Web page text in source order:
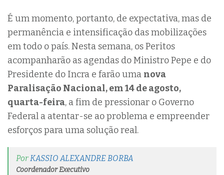
É um momento, portanto, de expectativa, mas de
permanência e intensificação das mobilizações
em todo o país. Nesta semana, os Peritos
acompanharão as agendas do Ministro Pepe e do
Presidente do Incra e farão uma nova
Paralisação Nacional, em 14 de agosto,
quarta-feira, a fim de pressionar o Governo
Federal a atentar-se ao problema e empreender
esforços para uma solução real.
PorKASSIO ALEXANDRE BORBA
Coordenador Executivo